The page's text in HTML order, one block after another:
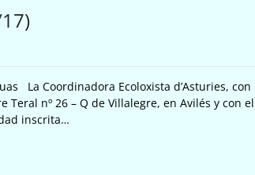
La Coordinadora Ecoloxista d’Asturies, con
nº 26 – Q de Villalegre, en Avilés y con el
inscrita…